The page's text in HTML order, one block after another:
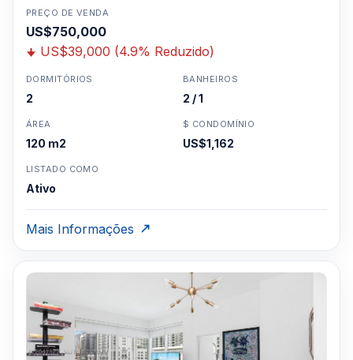
PREÇO DE VENDA
US$750,000
US$39,000 (4.9% Reduzido)
DORMITÓRIOS
2
BANHEIROS
2 / 1
ÁREA
120 m2
$ CONDOMÍNIO
US$1,162
LISTADO COMO
Ativo
Mais Informações